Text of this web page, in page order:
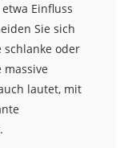
Einfluss
Sie sich
oder
massive
lautet, mit